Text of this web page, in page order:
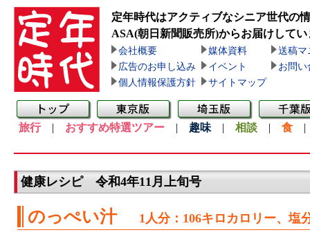
定年時代はアクティブなシニア世代の
ASA(朝日新聞販売所)からお届けしてい
会社概要 媒体資料
送稿マ
広告のお申し込み
イベント
お問い
個人情報保護方針
サイトマップ
旅行| おすすめ特選ツアー | 趣味 | 相談 | 食
健康レシピ 令和4年11月上旬号
のっぺい汁 1人分：106キロカロリー、塩